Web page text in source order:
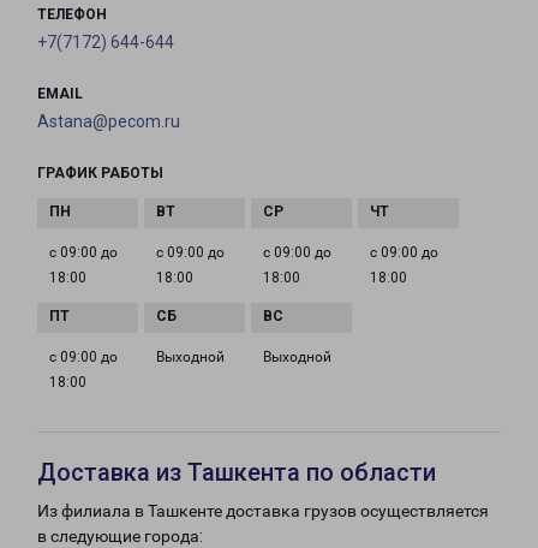
ТЕЛЕФОН
+7(7172) 644-644
EMAIL
Astana@pecom.ru
ГРАФИК РАБОТЫ
с 09:00 до
18:00
с 09:00 до
18:00
с 09:00 до
18:00
с 09:00 до
18:00
с 09:00 до
18:00
Выходной Выходной
Доставка из Ташкента по области
Из филиала в Ташкенте доставка грузов осуществляется
в следующие города: